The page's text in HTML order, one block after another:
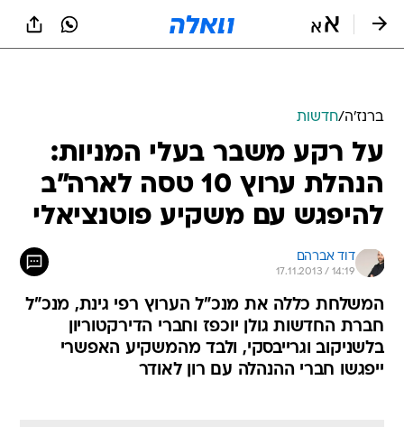
על רקע משבר בעלי המניות:
הנהלת ערוץ 10 טסה לארה"ב
להיפגש עם משקיע פוטנציאלי
דוד אברהם
17.11.2013 / 14:19
המשלחת כללה את מנכ"ל הערוץ רפי גינת, מנכ"ל
חברת החדשות גולן יוכפז וחברי הדירקטוריון
בלשניקוב וגרייבסקי, ולבד מהמשקיע האפשרי
ייפגשו חברי ההנהלה עם רון לאודר